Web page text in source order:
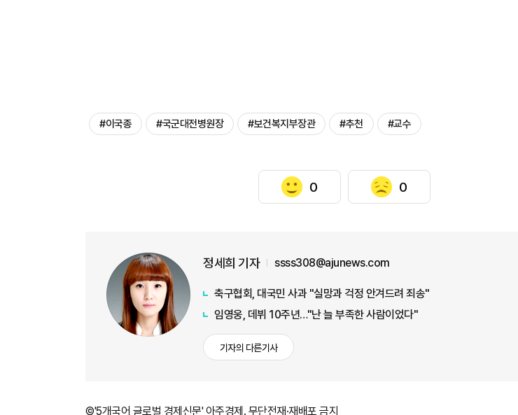
#이국종 #국군대전병원장 #보건복지부장관 #추천 #교수
0 0
정세희 기자 ssss308@ajunews.com
축구협회, 대국민 사과 "실망과 걱정 안겨드려 죄송"
임영웅, 데뷔 10주년…"난 늘 부족한 사람이었다"
기자의 다른기사
©'5개국어 글로벌 경제신문' 아주경제. 무단전재·재배포 금지